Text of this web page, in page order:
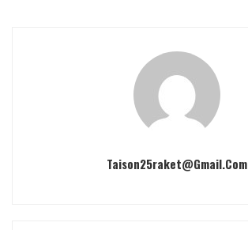
Taison25raket@gmail.com